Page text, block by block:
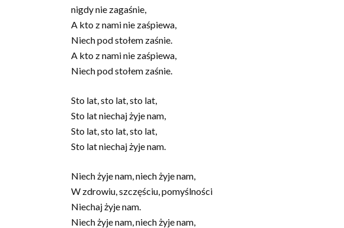
nigdy nie zagaśnie,
A kto z nami nie zaśpiewa,
Niech pod stołem zaśnie.
A kto z nami nie zaśpiewa,
Niech pod stołem zaśnie.
Sto lat, sto lat, sto lat,
Sto lat niechaj żyje nam,
Sto lat, sto lat, sto lat,
Sto lat niechaj żyje nam.
Niech żyje nam, niech żyje nam,
W zdrowiu, szczęściu, pomyślności
Niechaj żyje nam.
Niech żyje nam, niech żyje nam,